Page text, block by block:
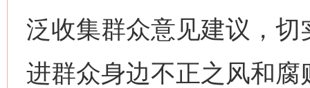
泛收集群众意见建议，
进群众身边不正之风和